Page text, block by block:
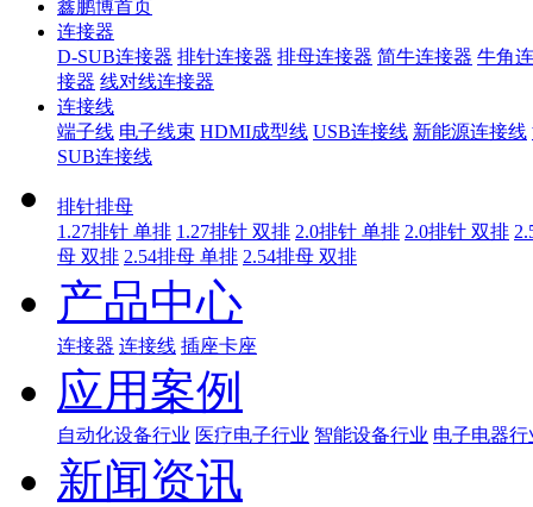
鑫鹏博首页
连接器
D-SUB连接器 排针连接器 排母连接器 简牛连接器 牛角
接器 线对线连接器
连接线
端子线 电子线束 HDMI成型线 USB连接线 新能源连接线
SUB连接线
排针排母
1.27排针 单排 1.27排针 双排 2.0排针 单排 2.0排针 双排
母 双排 2.54排母 单排 2.54排母 双排
产品中心
连接器 连接线 插座卡座
应用案例
自动化设备行业 医疗电子行业 智能设备行业 电子电器行
新闻资讯